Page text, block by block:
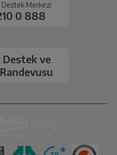
Destek Merkezi
0 888
Destek ve